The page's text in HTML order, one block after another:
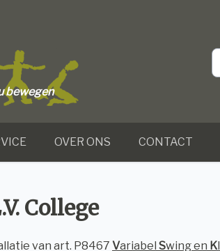
bewegen
OVER ONS CONTACT
College
van art. P8467 Variabel Swing en K